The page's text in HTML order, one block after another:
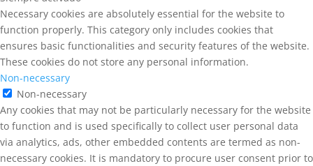
Necessary cookies are absolutely essential for the website to
function properly. This category only includes cookies that
ensures basic functionalities and security features of the website.
These cookies do not store any personal information.
Non-necessary
Non-necessary
Any cookies that may not be particularly necessary for the website
to function and is used specifically to collect user personal data
via analytics, ads, other embedded contents are termed as non-
necessary cookies. It is mandatory to procure user consent prior to